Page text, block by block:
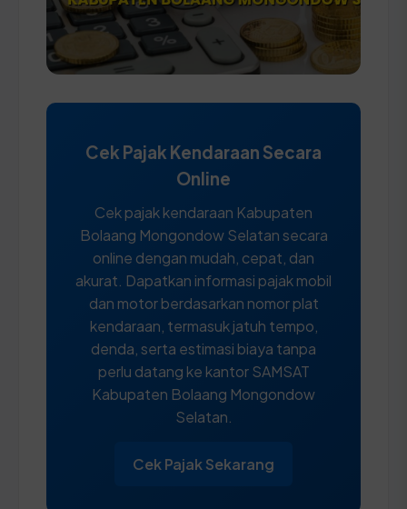
Cek Pajak Kendaraan Secara
Online
Cek pajak kendaraan Kabupaten
Bolaang Mongondow Selatan secara
online dengan mudah, cepat, dan
akurat. Dapatkan informasi pajak mobil
dan motor berdasarkan nomor plat
kendaraan, termasuk jatuh tempo,
denda, serta estimasi biaya tanpa
perlu datang ke kantor SAMSAT
Kabupaten Bolaang Mongondow
Selatan.
Cek Pajak Sekarang